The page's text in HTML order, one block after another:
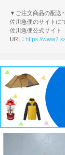
▼ご注文商品の配送
佐川急便のサイトに
佐川急便公式サイト
URL： https://